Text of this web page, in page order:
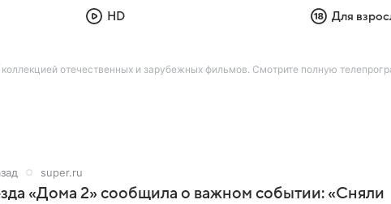
HD Для
отечественных и зарубежных фильмов. Смотрите полную
super.ru
«Дома 2» сообщила о важном событии: «Сняли